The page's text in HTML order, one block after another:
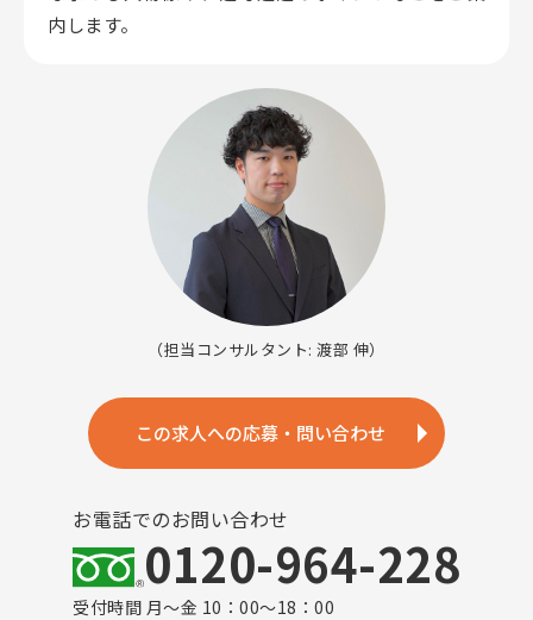
内します。
（担当コンサルタント: 渡部 伸）
この求人への応募・問い合わせ
お電話でのお問い合わせ
0120-964-228
受付時間 月～金 10：00～18：00